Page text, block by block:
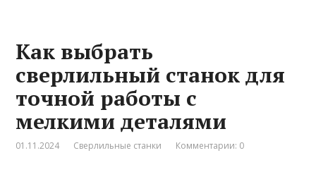
Как выбрать
сверлильный станок для
точной работы с
мелкими деталями
01.11.2024 Сверлильные станки Комментарии: 0